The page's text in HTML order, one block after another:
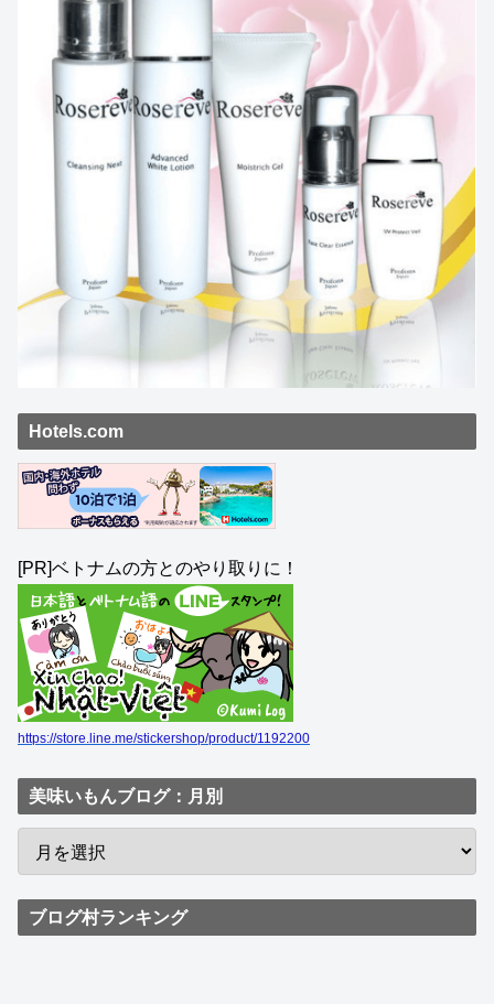
Hotels.com
[PR]ベトナムの方とのやり取りに！
https://store.line.me/stickershop/product/1192200
美味いもんブログ：月別
ブログ村ランキング